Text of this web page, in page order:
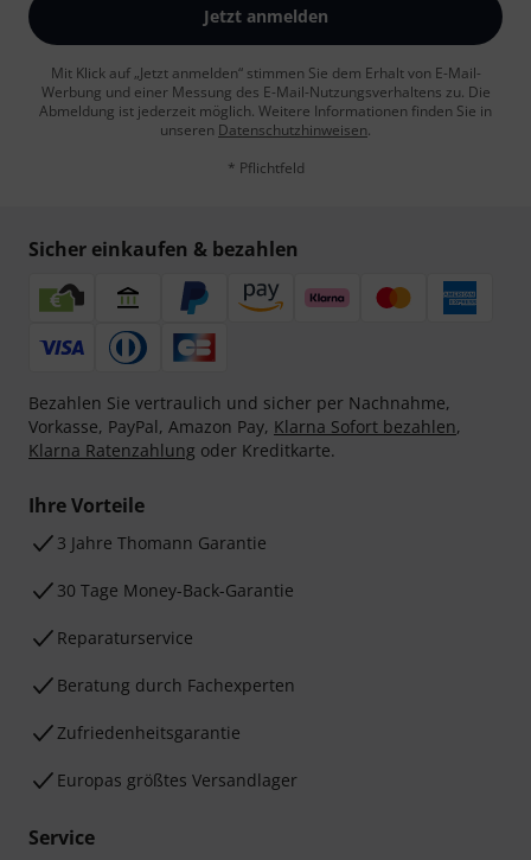
Jetzt anmelden
Mit Klick auf „Jetzt anmelden“ stimmen Sie dem Erhalt von E-Mail-
Werbung und einer Messung des E-Mail-Nutzungsverhaltens zu. Die
Abmeldung ist jederzeit möglich. Weitere Informationen finden Sie in
unseren Datenschutzhinweisen.
* Pflichtfeld
Sicher einkaufen & bezahlen
Bezahlen Sie vertraulich und sicher per Nachnahme,
Vorkasse, PayPal, Amazon Pay, Klarna Sofort bezahlen,
Klarna Ratenzahlung oder Kreditkarte.
Ihre Vorteile
3 Jahre Thomann Garantie
30 Tage Money-Back-Garantie
Reparaturservice
Beratung durch Fachexperten
Zufriedenheitsgarantie
Europas größtes Versandlager
Service